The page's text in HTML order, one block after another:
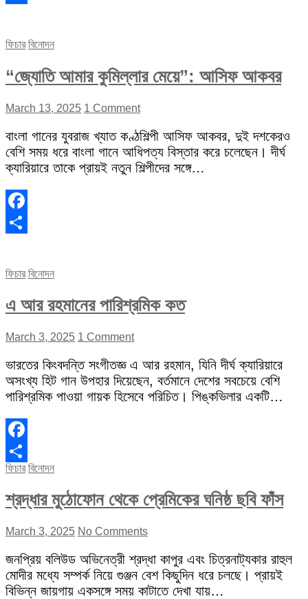
ফিচার বিনোদন
“জ্যোতি আমার কুমিল্লার মেয়ে”: আসিফ আকবর
March 13, 2025 1 Comment
বাংলা গানের যুবরাজ খ্যাত কণ্ঠশিল্পী আসিফ আকবর, দুই দশকেরও
বেশি সময় ধরে বাংলা গানে আধিপত্য বিস্তার করে চলেছেন। দীর্ঘ
ক্যারিয়ারে তাকে প্রায়ই নতুন শিল্পীদের সঙ্গে…
Facebook
ফিচার বিনোদন
এ আর রহমানের পারিশ্রমিক কত
March 3, 2025 1 Comment
ভারতের কিংবদন্তি সংগীতজ্ঞ এ আর রহমান, যিনি দীর্ঘ ক্যারিয়ারে
অসংখ্য হিট গান উপহার দিয়েছেন, বর্তমানে দেশের সবচেয়ে বেশি
পারিশ্রমিক পাওয়া গায়ক হিসেবে পরিচিত। পিঙ্কভিলার একটি…
Facebook
Share
ফিচার বিনোদন
শ্রদ্ধার মুঠোফোন থেকে প্রেমিকের ঘনিষ্ঠ ছবি ফাঁস
March 3, 2025 No Comments
জনপ্রিয় বলিউড অভিনেত্রী শ্রদ্ধা কাপুর এবং চিত্রনাট্যকার রাহুল
মোদীর মধ্যে সম্পর্ক নিয়ে গুঞ্জন বেশ কিছুদিন ধরে চলছে। প্রায়ই
বিভিন্ন জায়গায় একসঙ্গে সময় কাটাতে দেখা যায়…